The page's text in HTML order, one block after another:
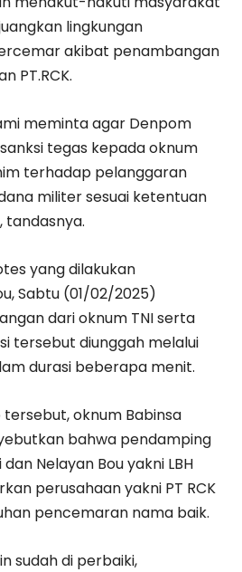
lingkungan
akibat penambangan
PT.RCK.
meminta agar Denpom
tegas kepada oknum
terhadap pelanggaran
militer sesuai ketentuan
tandasnya.
yang dilakukan
Sabtu (01/02/2025)
dari oknum TNI serta
tersebut diunggah melalui
durasi beberapa menit.
oknum Babinsa
bahwa pendamping
Nelayan Bou yakni LBH
perusahaan yakni PT RCK
pencemaran nama baik.
sudah di perbaiki,